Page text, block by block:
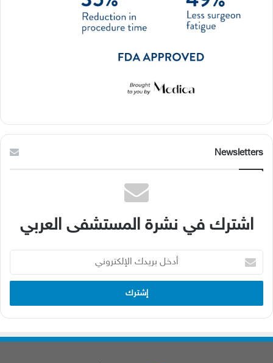
Newsletters
اشترك في نشرة المستشفى العربي
أدخل
بريدك
الإلكتروني